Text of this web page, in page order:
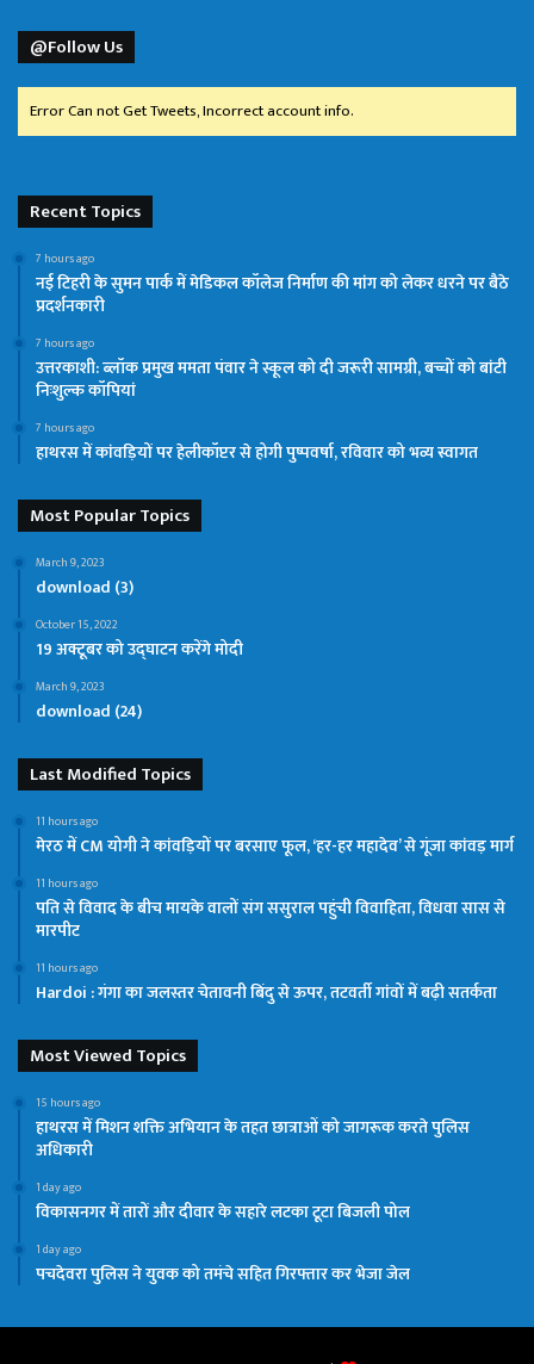
@Follow Us
Error Can not Get Tweets, Incorrect account info.
Recent Topics
7 hours ago
नई टिहरी के सुमन पार्क में मेडिकल कॉलेज निर्माण की मांग को लेकर धरने पर बैठे
प्रदर्शनकारी
7 hours ago
उत्तरकाशी: ब्लॉक प्रमुख ममता पंवार ने स्कूल को दी जरूरी सामग्री, बच्चों को बांटी
निःशुल्क कॉपियां
7 hours ago
हाथरस में कांवड़ियों पर हेलीकॉप्टर से होगी पुष्पवर्षा, रविवार को भव्य स्वागत
Most Popular Topics
March 9, 2023
download (3)
October 15, 2022
19 अक्टूबर को उद्घाटन करेंगे मोदी
March 9, 2023
download (24)
Last Modified Topics
11 hours ago
मेरठ में CM योगी ने कांवड़ियों पर बरसाए फूल, ‘हर-हर महादेव’ से गूंजा कांवड़ मार्ग
11 hours ago
पति से विवाद के बीच मायके वालों संग ससुराल पहुंची विवाहिता, विधवा सास से
मारपीट
11 hours ago
Hardoi : गंगा का जलस्तर चेतावनी बिंदु से ऊपर, तटवर्ती गांवों में बढ़ी सतर्कता
Most Viewed Topics
15 hours ago
हाथरस में मिशन शक्ति अभियान के तहत छात्राओं को जागरूक करते पुलिस
अधिकारी
1 day ago
विकासनगर में तारों और दीवार के सहारे लटका टूटा बिजली पोल
1 day ago
पचदेवरा पुलिस ने युवक को तमंचे सहित गिरफ्तार कर भेजा जेल